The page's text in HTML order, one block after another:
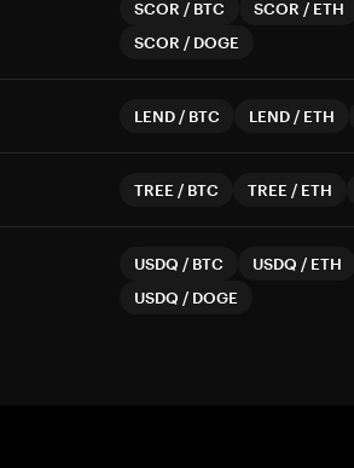
SCOR / BTC SCOR / ETH
SCOR / DOGE
LEND / BTC LEND / ETH
TREE / BTC TREE / ETH
USDQ / BTC USDQ / ETH
USDQ / DOGE